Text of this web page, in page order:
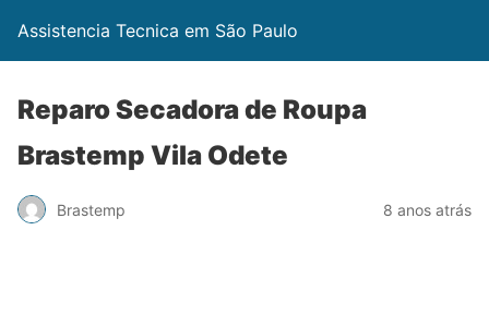
Assistencia Tecnica em São Paulo
Reparo Secadora de Roupa
Brastemp Vila Odete
Brastemp 8 anos atrás